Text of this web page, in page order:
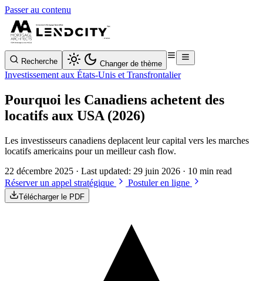
Passer au contenu
Recherche Changer de thème
Investissement aux États-Unis et Transfrontalier
Pourquoi les Canadiens achetent des
locatifs aux USA (2026)
Les investisseurs canadiens deplacent leur capital vers les marches
locatifs americains pour un meilleur cash flow.
22 décembre 2025 · Last updated: 29 juin 2026 · 10 min read
Réserver un appel stratégique
Postuler en ligne
Télécharger le PDF